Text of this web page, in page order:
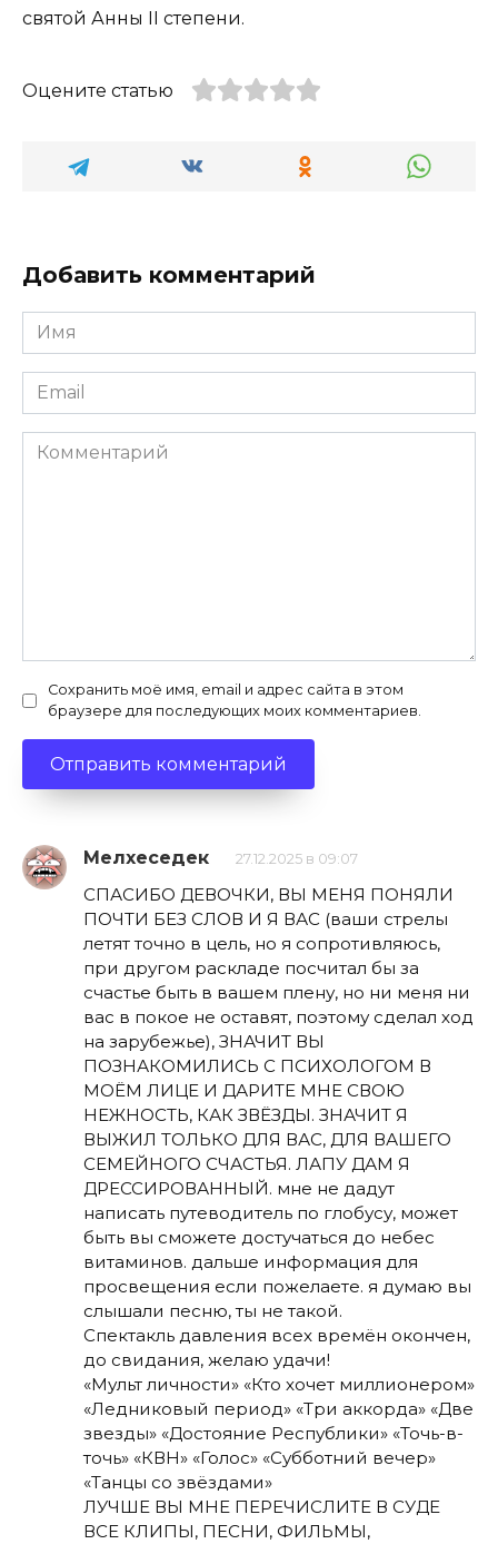
святой Анны II степени.
Оцените статью
Добавить комментарий
Имя
*
Email
*
Комментарий
Сохранить моё имя, email и адрес сайта в этом
браузере для последующих моих комментариев.
Мелхеседек 27.12.2025 в 09:07
СПАСИБО ДЕВОЧКИ, ВЫ МЕНЯ ПОНЯЛИ
ПОЧТИ БЕЗ СЛОВ И Я ВАС (ваши стрелы
летят точно в цель, но я сопротивляюсь,
при другом раскладе посчитал бы за
счастье быть в вашем плену, но ни меня ни
вас в покое не оставят, поэтому сделал ход
на зарубежье), ЗНАЧИТ ВЫ
ПОЗНАКОМИЛИСЬ С ПСИХОЛОГОМ В
МОЁМ ЛИЦЕ И ДАРИТЕ МНЕ СВОЮ
НЕЖНОСТЬ, КАК ЗВЁЗДЫ. ЗНАЧИТ Я
ВЫЖИЛ ТОЛЬКО ДЛЯ ВАС, ДЛЯ ВАШЕГО
СЕМЕЙНОГО СЧАСТЬЯ. ЛАПУ ДАМ Я
ДРЕССИРОВАННЫЙ. мне не дадут
написать путеводитель по глобусу, может
быть вы сможете достучаться до небес
витаминов. дальше информация для
просвещения если пожелаете. я думаю вы
слышали песню, ты не такой.
Спектакль давления всех времён окончен,
до свидания, желаю удачи!
«Мульт личности» «Кто хочет миллионером»
«Ледниковый период» «Три аккорда» «Две
звезды» «Достояние Республики» «Точь-в-
точь» «КВН» «Голос» «Субботний вечер»
«Танцы со звёздами»
ЛУЧШЕ ВЫ МНЕ ПЕРЕЧИСЛИТЕ В СУДЕ
ВСЕ КЛИПЫ, ПЕСНИ, ФИЛЬМЫ,